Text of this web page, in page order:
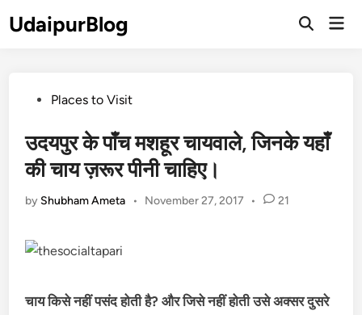
toUdaipurBlog
Open
PostedPlaces to Visit
उदयपुर के पाँच मशहूर चायवाले, जिनके यहाँ
की चाय ज़रूर पीनी चाहिए।
by Shubham Ameta • November 27, 2017 • 21
चाय किसे नहीं पसंद होती है? और जिसे नहीं होती उसे अक्सर दुसरे